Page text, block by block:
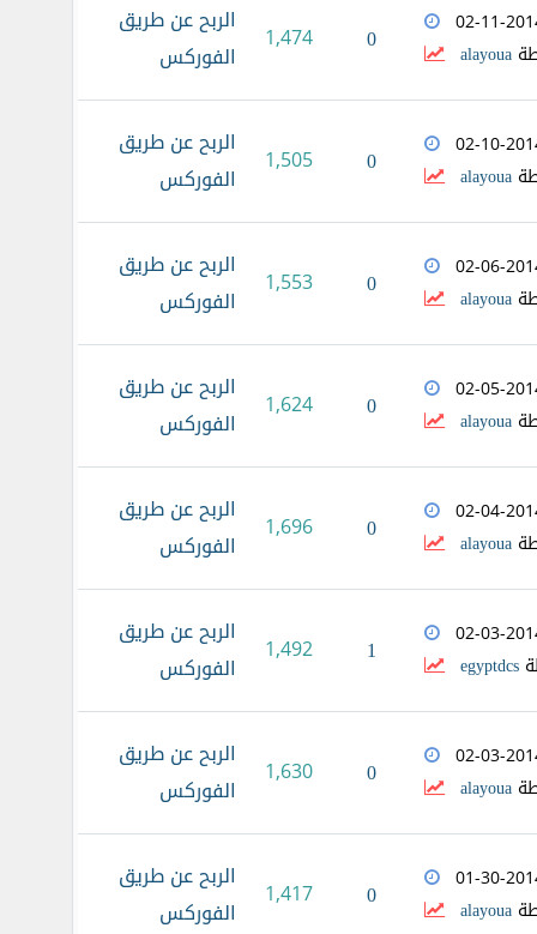
02-11-
alayoua
0
1,474
الربح عن طريق
الفوركس
02-10-
alayoua
0
1,505
الربح عن طريق
الفوركس
02-06-
alayoua
0
1,553
الربح عن طريق
الفوركس
02-05-
alayoua
0
1,624
الربح عن طريق
الفوركس
02-04-
alayoua
0
1,696
الربح عن طريق
الفوركس
02-03-
egyptdcs
1
1,492
الربح عن طريق
الفوركس
02-03-
alayoua
0
1,630
الربح عن طريق
الفوركس
01-30-
alayoua
0
1,417
الربح عن طريق
الفوركس